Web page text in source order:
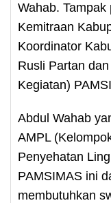
Wahab.
Kemitraan
Koordinator
Rusli Partan
Kegiatan)
Abdul Wahab
AMPL
Penyehatan
PAMSIMAS ini
membutuhkan